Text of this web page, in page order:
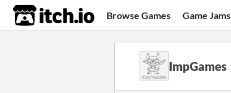
itch.io Browse Games Game Jams
ImpGames